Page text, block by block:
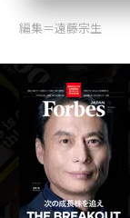
編集＝遠藤宗生